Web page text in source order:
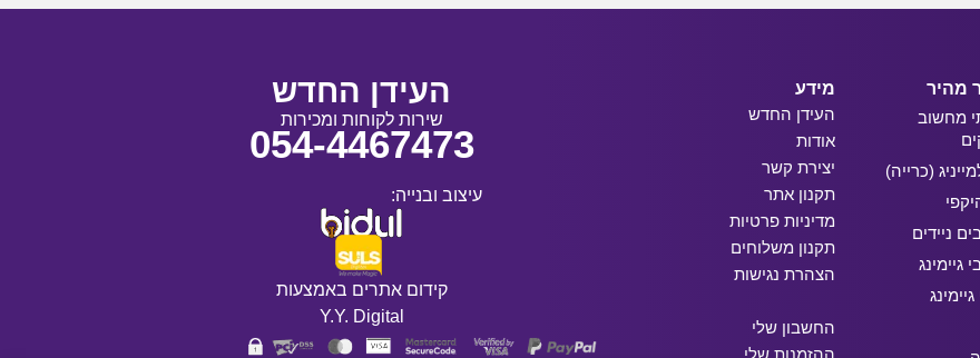
מהיר
מחשוב
(כרייה)
ניידים
גיימינג
מידע
העידן החדש
אודות
יצירת קשר
תקנון אתר
מדיניות פרטיות
תקנון משלוחים
הצהרת נגישות
החשבון שלי
העידן החדש
שירות לקוחות ומכירות
054-4467473
עיצוב ובנייה:
קידום אתרים באמצעות
Y.Y. Digital